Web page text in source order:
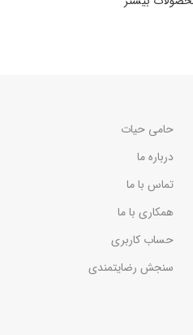
حامی حیات
درباره ما
تماس با ما
همکاری با ما
حساب کاربری
سنجش رضایتمندی